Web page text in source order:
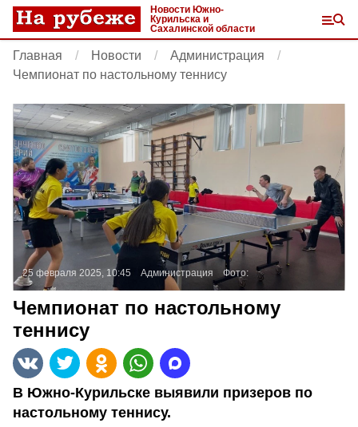
Новости Южно-
Курильска и
Сахалинской области
Главная Новости
Администрация
Чемпионат по настольному теннису
25 февраля 2025, 10:45 Администрация Фото:
Чемпионат по настольному
теннису
В Южно-Курильске выявили призеров по
настольному теннису.